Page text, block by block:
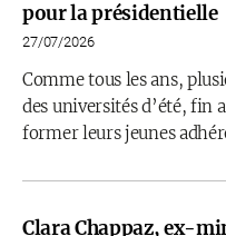
pour la présidentielle
27/07/2026
Comme tous les ans,
des universités d’été, fin
former leurs jeunes
Clara Chappaz, ex-